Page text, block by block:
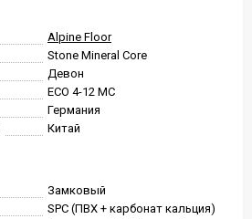
Alpine Floor
Stone Mineral Core
Девон
ECO 4-12 MC
Германия
Китай
Замковый
SPC (ПВХ + карбонат кальция)